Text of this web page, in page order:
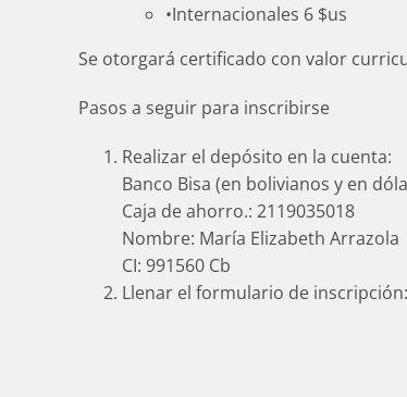
•Internacionales 6 $us
Se otorgará certificado con valor
Pasos a seguir para inscribirse
Realizar el depósito en la cuenta:
Banco Bisa (en bolivianos y en
Caja de ahorro.: 2119035018
Nombre: María Elizabeth Arrazola
CI: 991560 Cb
Llenar el formulario de inscripción: